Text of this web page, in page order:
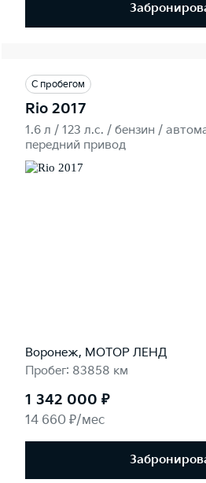
С пробегом
Rio 2017
1.6 л / 123 л.c. / бензин /
передний привод
Воронеж, МОТОР ЛЕНД
Пробег: 83858 км
1 342 000 ₽
14 660 ₽/мес